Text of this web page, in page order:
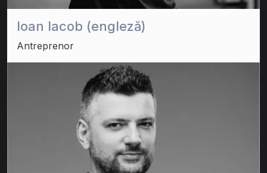
Ioan Iacob (engleză)
Antreprenor